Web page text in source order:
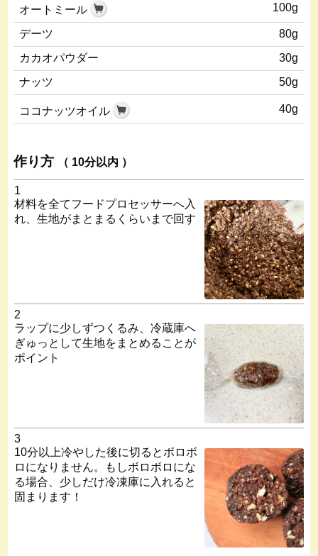
オートミール 100g
デーツ
80g
カカオパウダー
30g
ナッツ
50g
ココナッツオイル 40g
作り方 （ 10分以内 ）
1
材料を全てフードプロセッサーへ入
れ、生地がまとまるくらいまで回す
2
ラップに少しずつくるみ、冷蔵庫へ
ぎゅっとして生地をまとめることが
ポイント
3
10分以上冷やした後に切るとボロボ
ロになりません。もしボロボロにな
る場合、少しだけ冷凍庫に入れると
固まります！